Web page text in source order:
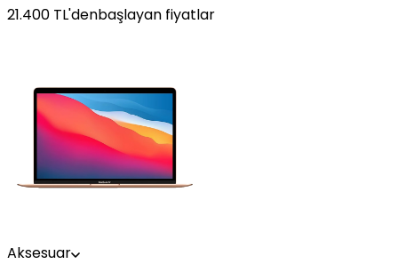
21.400 TL'denbaşlayan fiyatlar
Aksesuar